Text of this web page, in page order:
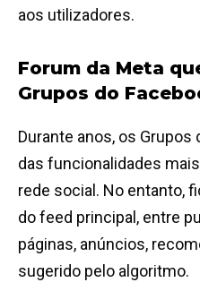
aos utilizadores.
Forum da Meta
Grupos do
Durante anos, os
das funcionalidades
rede social. No entanto,
do feed principal, entre
páginas, anúncios,
sugerido pelo algoritmo.